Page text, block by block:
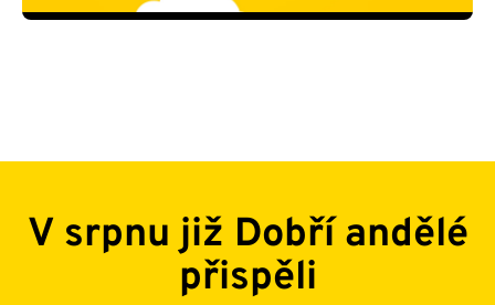
V srpnu již Dobří andělé
přispěli